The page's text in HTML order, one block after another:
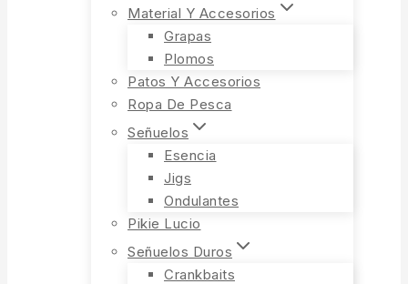
Material Y Accesorios
Grapas
Plomos
Patos Y Accesorios
Ropa De Pesca
Señuelos
Esencia
Jigs
Ondulantes
Pikie Lucio
Señuelos Duros
Crankbaits